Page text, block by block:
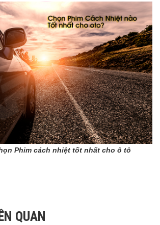
Phim cách nhiệt tốt nhất cho ô tô
QUAN